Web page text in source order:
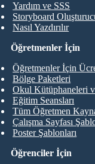
Yardım ve SSS
Storyboard
Nasıl Yazdırılır
Öğrenciler İçin
Öğretmenler İçin
Öğretmenler İçin
Bölge Paketleri
Okul Kütüphaneleri
Eğitim Seansları
Tüm Öğretmen
Çalışma Sayfası
Poster Şablonları